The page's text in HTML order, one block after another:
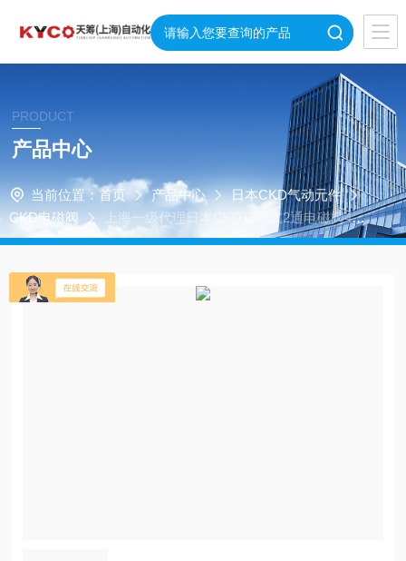
PRODUCT
产品中心
当前位置： 首页 产品中心
日本CKD气动元件
CKD电磁阀
上海一级代理日本CKD直动式2通电磁阀4G
A310-08-AC220V